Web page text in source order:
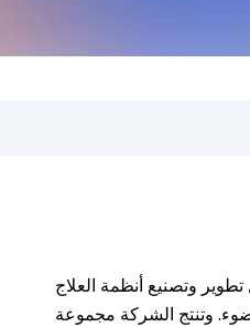
وتصنيع أنظمة العلاج
وتنتج الشركة مجموعة